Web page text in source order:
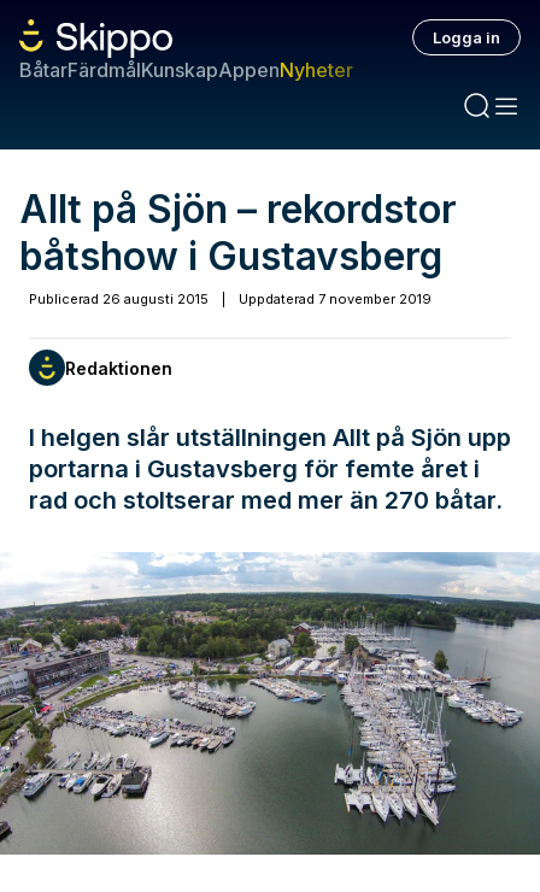
BåtarFärdmålKunskapAppenNyheter
Logga in
Allt på Sjön – rekordstor
båtshow i Gustavsberg
Publicerad 26 augusti 2015 Uppdaterad 7 november 2019
Redaktionen
I helgen slår utställningen Allt på Sjön upp
portarna i Gustavsberg för femte året i
rad och stoltserar med mer än 270 båtar.